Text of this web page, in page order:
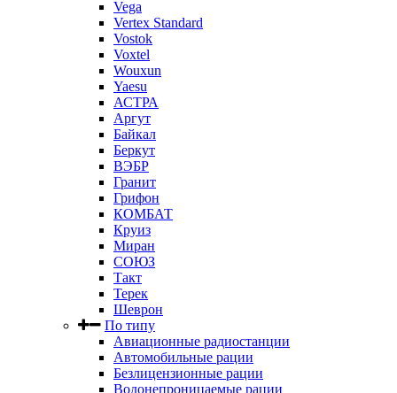
Vega
Vertex Standard
Vostok
Voxtel
Wouxun
Yaesu
АСТРА
Аргут
Байкал
Беркут
ВЭБР
Гранит
Грифон
КОМБАТ
Круиз
Миран
СОЮЗ
Такт
Терек
Шеврон
По типу
Авиационные радиостанции
Автомобильные рации
Безлицензионные рации
Водонепроницаемые рации